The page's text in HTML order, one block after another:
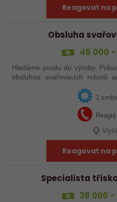
Reagovat na
Obsluha
45 000
Hledáme posilu do výroby.
obsluhou svařovacích robotů
strojním anebo i ručním
1
Reagovat na
Specialista
38 000